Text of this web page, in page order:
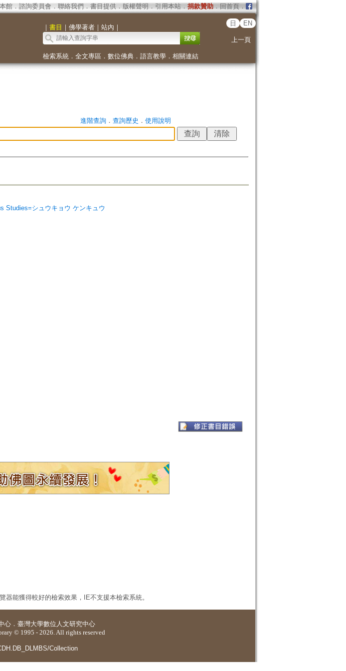
館． 諮詢委員會． 聯絡我們 ． 書目提供． 版權聲明 ． 引用本站． 捐款贊助．回首頁．
｜ 書目 ｜ 佛學著者｜ 站內 ｜
日 EN
上一頁
檢索系統． 全文專區 ． 數位佛典． 語言教學． 相關連結
進階查詢． 查詢歷史 ． 使用說明
Studies=シュウキョウ ケンキュウ
能獲得較好的檢索效果，IE不支援本檢索系統。
心 ． 臺灣大學數位人文研究中心
© 1995 - 2026. All rights reserved
Collection